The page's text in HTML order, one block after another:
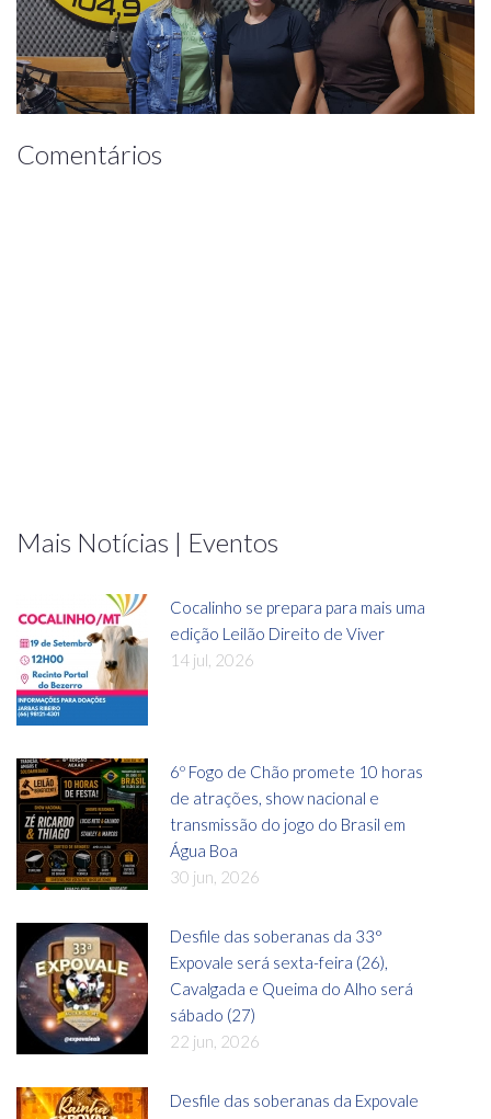
Comentários
Mais Notícias | Eventos
Cocalinho se prepara para mais uma
edição Leilão Direito de Viver
14 jul, 2026
6º Fogo de Chão promete 10 horas
de atrações, show nacional e
transmissão do jogo do Brasil em
Água Boa
30 jun, 2026
Desfile das soberanas da 33°
Expovale será sexta-feira (26),
Cavalgada e Queima do Alho será
sábado (27)
22 jun, 2026
Desfile das soberanas da Expovale